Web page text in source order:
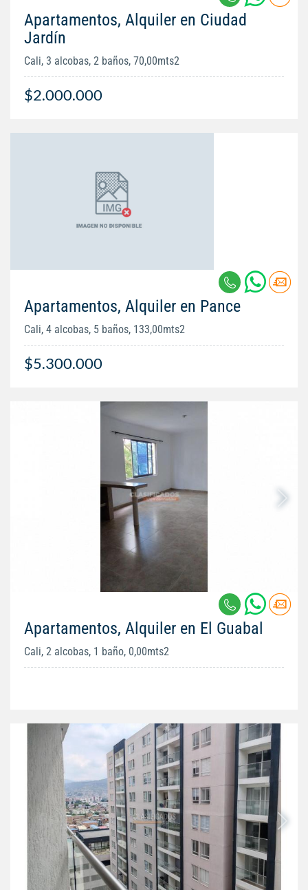
Apartamentos, Alquiler en Ciudad
Jardín
Cali, 3 alcobas, 2 baños, 70,00mts2
$2.000.000
Apartamentos, Alquiler en Pance
Cali, 4 alcobas, 5 baños, 133,00mts2
$5.300.000
Apartamentos, Alquiler en El Guabal
Cali, 2 alcobas, 1 baño, 0,00mts2